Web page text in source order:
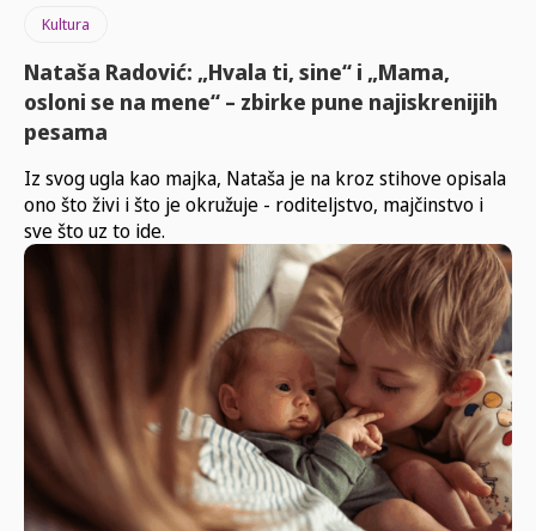
Kultura
Nataša Radović: „Hvala ti, sine“ i „Mama,
osloni se na mene“ – zbirke pune najiskrenijih
pesama
Iz svog ugla kao majka, Nataša je na kroz stihove opisala
ono što živi i što je okružuje - roditeljstvo, majčinstvo i
sve što uz to ide.